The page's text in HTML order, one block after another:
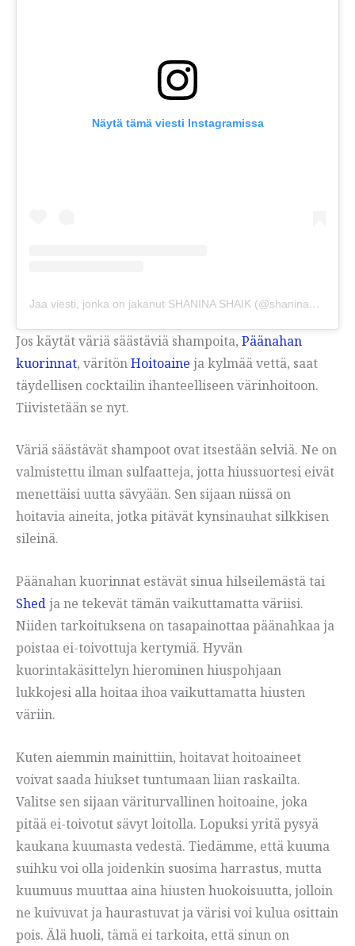
Näytä tämä viesti Instagramissa
Jaa viesti, jonka on jakanut SHANINA SHAIK (@shaninamshaik)
Jos käytät väriä säästäviä shampoita, Päänahan
kuorinnat, väritönHoitoaine ja kylmää vettä, saat
täydellisen cocktailin ihanteelliseen värinhoitoon.
Tiivistetään se nyt.
Väriä säästävät shampoot ovat itsestään selviä. Ne on
valmistettu ilman sulfaatteja, jotta hiussuortesi eivät
menettäisi uutta sävyään. Sen sijaan niissä on
hoitavia aineita, jotka pitävät kynsinauhat silkkisen
sileinä.
Päänahan kuorinnat estävät sinua hilseilemästä tai
Shedja ne tekevät tämän vaikuttamatta väriisi.
Niiden tarkoituksena on tasapainottaa päänahkaa ja
poistaa ei-toivottuja kertymiä. Hyvän
kuorintakäsittelyn hierominen hiuspohjaan
lukkojesi alla hoitaa ihoa vaikuttamatta hiusten
väriin.
Kuten aiemmin mainittiin, hoitavat hoitoaineet
voivat saada hiukset tuntumaan liian raskailta.
Valitse sen sijaan väriturvallinen hoitoaine, joka
pitää ei-toivotut sävyt loitolla. Lopuksi yritä pysyä
kaukana kuumasta vedestä. Tiedämme, että kuuma
suihku voi olla joidenkin suosima harrastus, mutta
kuumuus muuttaa aina hiusten huokoisuutta, jolloin
ne kuivuvat ja haurastuvat ja värisi voi kulua osittain
pois. Älä huoli, tämä ei tarkoita, että sinun on